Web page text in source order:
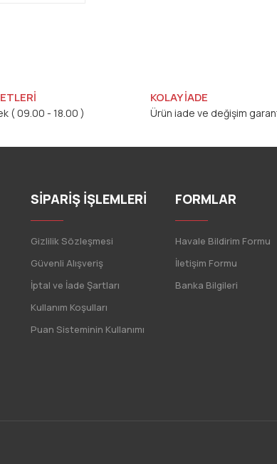
( 09.00 - 18.00 )
KOLAY İADE
Ürün iade ve değişim
SİPARİŞ İŞLEMLERİ
Gizlilik Sözleşmesi
Güvenli Alışveriş
İptal ve İade Şartları
Kullanım Koşulları
Puan Sisteminin Kullanımı
FORMLAR
Havale Bildirim Formu
İletişim Formu
Banka Bilgileri